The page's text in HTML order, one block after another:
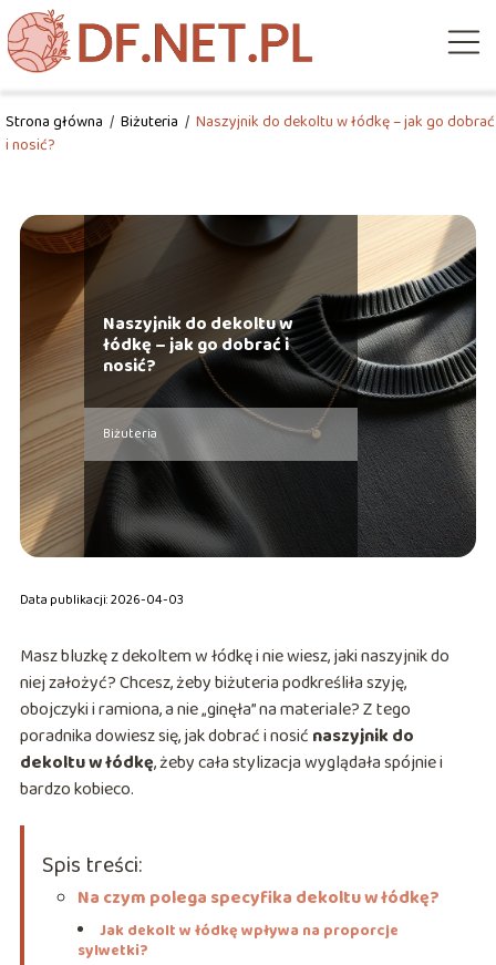
Strona główna / Biżuteria / Naszyjnik do dekoltu w łódkę – jak go dobrać
i nosić?
Naszyjnik do dekoltu w
łódkę – jak go dobrać i
nosić?
Biżuteria
Data publikacji: 2026-04-03
Masz bluzkę z dekoltem w łódkę i nie wiesz, jaki naszyjnik do
niej założyć? Chcesz, żeby biżuteria podkreśliła szyję,
obojczyki i ramiona, a nie „ginęła” na materiale? Z tego
poradnika dowiesz się, jak dobrać i nosić naszyjnik do
dekoltu w łódkę, żeby cała stylizacja wyglądała spójnie i
bardzo kobieco.
Spis treści:
Na czym polega specyfika dekoltu w łódkę?
Jak dekolt w łódkę wpływa na proporcje
sylwetki?